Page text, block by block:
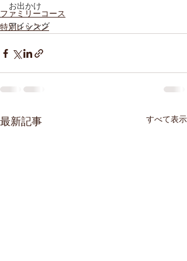
お出かけ
アイシング
ファミリーコース
特別レッスン
最新記事 すべて表示